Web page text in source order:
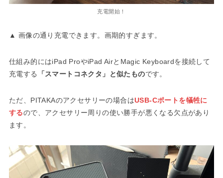
充電開始！
▲ 画像の通り充電できます。画期的すぎます。
仕組み的にはiPad ProやiPad AirとMagic Keyboardを接続して
充電する
「スマートコネクタ」と似たものです。
ただ、PITAKAのアクセサリーの場合はUSB-Cポートを犠牲に
するので、アクセサリー周りの使い勝手が悪くなる欠点があり
ます。